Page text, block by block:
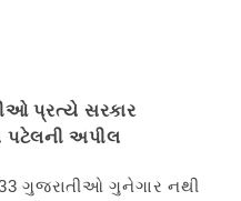
પ્રત્યે સરકાર
પટેલની અપીલ